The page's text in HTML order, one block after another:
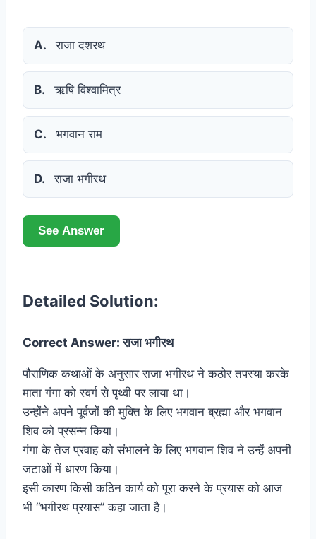
A. राजा दशरथ
B. ऋषि विश्वामित्र
C. भगवान राम
D. राजा भगीरथ
See Answer
Detailed Solution:
Correct Answer: राजा भगीरथ
पौराणिक कथाओं के अनुसार राजा भगीरथ ने कठोर तपस्या करके
माता गंगा को स्वर्ग से पृथ्वी पर लाया था।
उन्होंने अपने पूर्वजों की मुक्ति के लिए भगवान ब्रह्मा और भगवान
शिव को प्रसन्न किया।
गंगा के तेज प्रवाह को संभालने के लिए भगवान शिव ने उन्हें अपनी
जटाओं में धारण किया।
इसी कारण किसी कठिन कार्य को पूरा करने के प्रयास को आज
भी “भगीरथ प्रयास” कहा जाता है।